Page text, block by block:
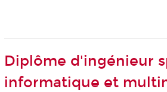
Diplôme d'ingénieur
informatique et